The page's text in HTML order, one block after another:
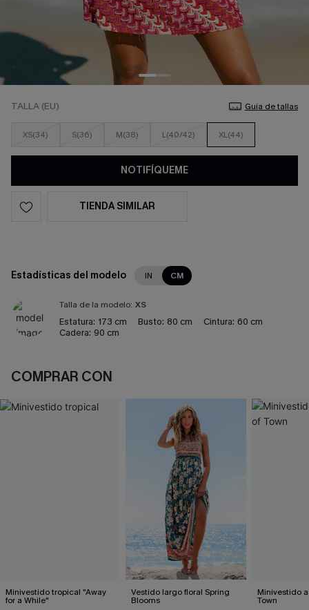
TALLA (EU) Guía de tallas
XS(34) S(36) M(38) L(40/42) XL(44)
NOTIFÍQUEME
TIENDA SIMILAR
Estadísticas del modelo IN CM
Talla de la modelo: XS
Estatura: 173 cm Busto: 80 cm Cintura: 60 cm
Cadera: 90 cm
COMPRAR CON
Minivestido tropical "Away
for a While"
Vestido largo floral Spring
Blooms
Minivestido
Town